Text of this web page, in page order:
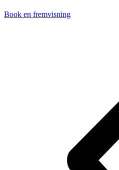
Book en fremvisning